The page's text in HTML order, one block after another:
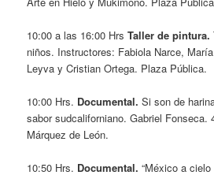
10:00 a las 16:00 Hrs Taller de pintura.
niños. Instructores: Fabiola Narce,
Leyva y Cristian Ortega. Plaza Pública.
10:00 Hrs. Documental.Si son de
sabor sudcaliforniano. Gabriel Fonseca.
Márquez de León.
10:50 Hrs. Documental.“México a cielo